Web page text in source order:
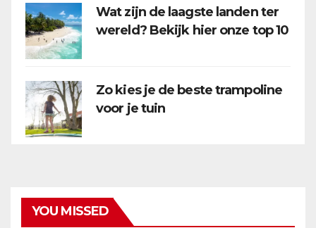
Wat zijn de laagste landen ter
wereld? Bekijk hier onze top 10
Zo kies je de beste trampoline
voor je tuin
YOU MISSED